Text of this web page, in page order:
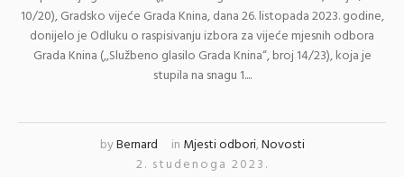
10/20), Gradsko vijeće Grada Knina, dana 26. listopada 2023. godine,
donijelo je Odluku o raspisivanju izbora za vijeće mjesnih odbora
Grada Knina (,,Službeno glasilo Grada Knina“, broj 14/23), koja je
stupila na snagu 1....
byBernard in Mjesti odbori,Novosti
2. studenoga 2023.